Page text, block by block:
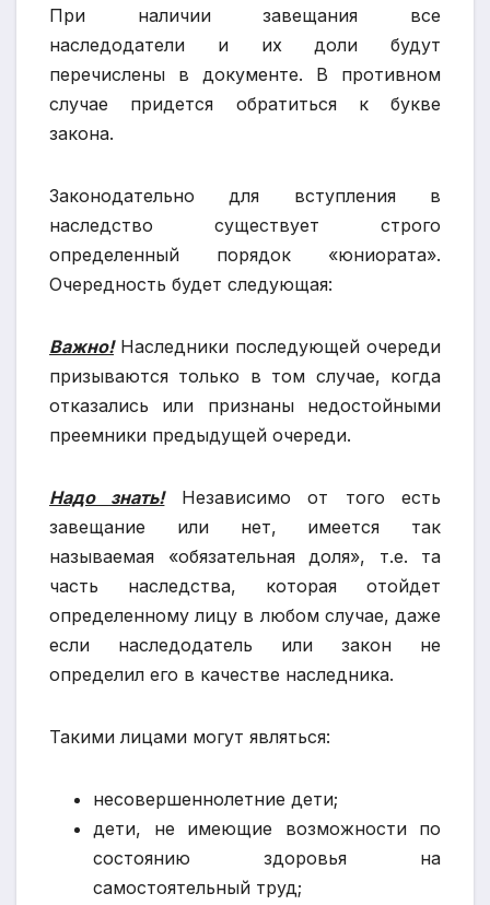
При наличии завещания все
наследодатели и их доли будут
перечислены в документе. В противном
случае придется обратиться к букве
закона.
Законодательно для вступления в
наследство существует строго
определенный порядок «юниората».
Очередность будет следующая:
Важно!Наследники последующей очереди
призываются только в том случае, когда
отказались или признаны недостойными
преемники предыдущей очереди.
Надо знать!Независимо от того есть
завещание или нет, имеется так
называемая «обязательная доля», т.е. та
часть наследства, которая отойдет
определенному лицу в любом случае, даже
если наследодатель или закон не
определил его в качестве наследника.
Такими лицами могут являться:
несовершеннолетние дети;
дети, не имеющие возможности по
состоянию здоровья на
самостоятельный труд;